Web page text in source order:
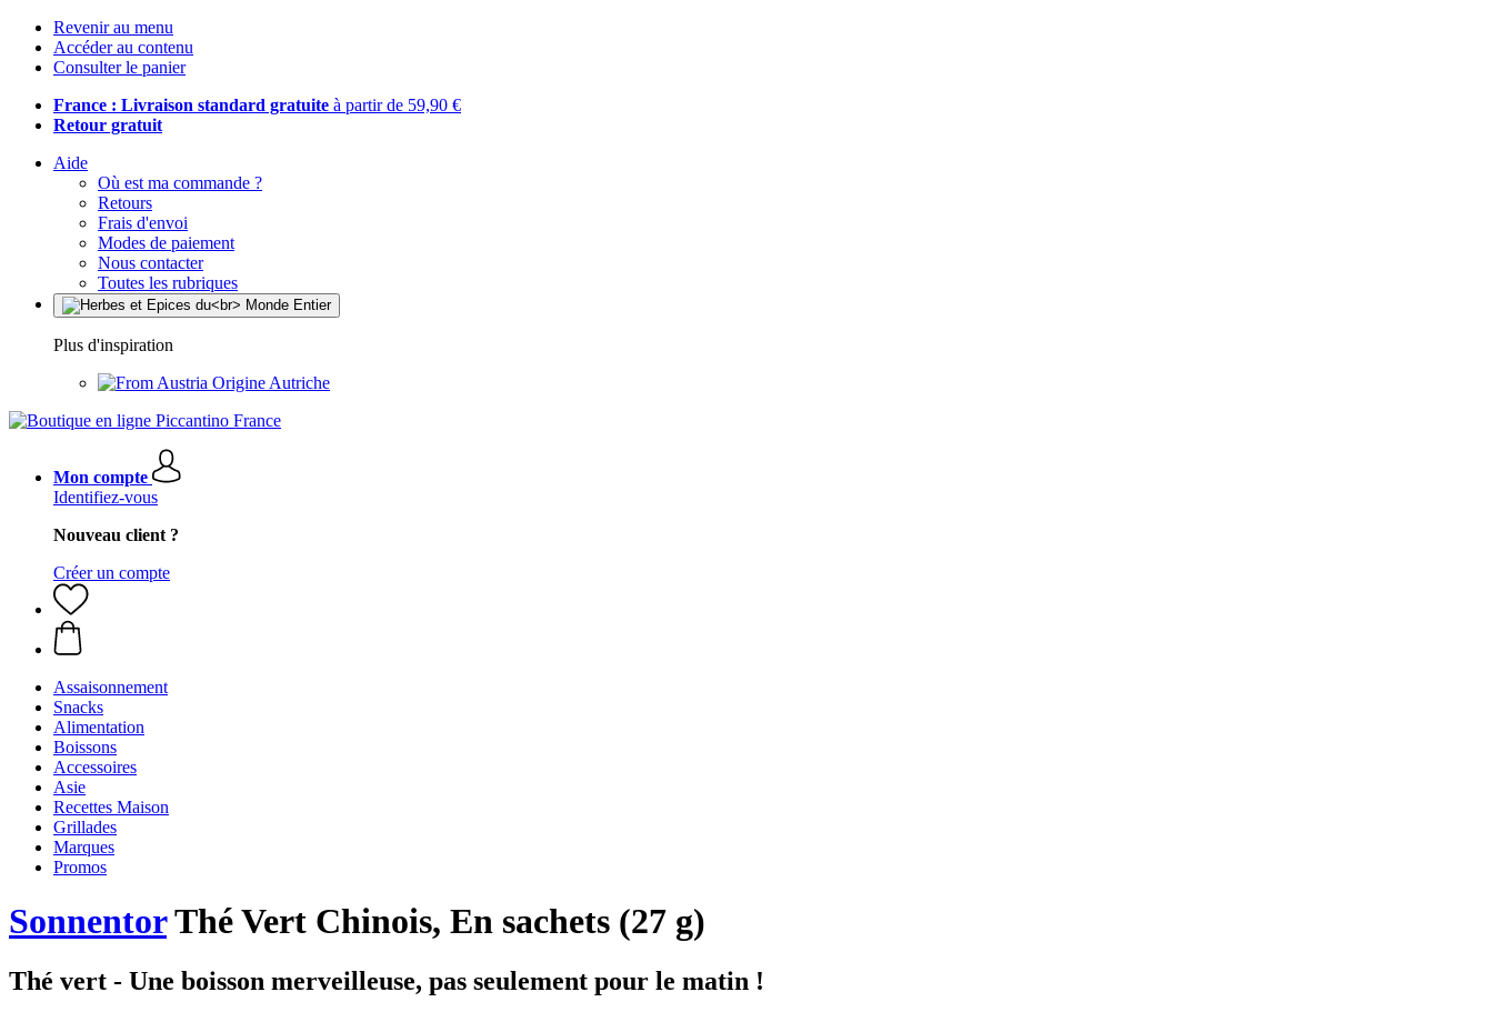
Revenir au menu
Accéder au contenu
Consulter le panier
France : Livraison standard gratuite à partir de 59,90 €
Retour gratuit
Aide
Où est ma commande ?
Retours
Frais d'envoi
Modes de paiement
Nous contacter
Toutes les rubriques
Plus d'inspiration
Origine Autriche
Mon compte
Identifiez-vous
Nouveau client ?
Créer un compte
Assaisonnement
Snacks
Alimentation
Boissons
Accessoires
Asie
Recettes Maison
Grillades
Marques
Promos
SonnentorThé Vert Chinois, En sachets (27 g)
Thé vert - Une boisson merveilleuse, pas seulement pour le matin !